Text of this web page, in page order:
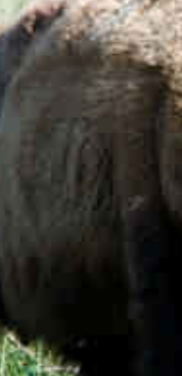
*چندرسانه‌ای
صوت و فیلم